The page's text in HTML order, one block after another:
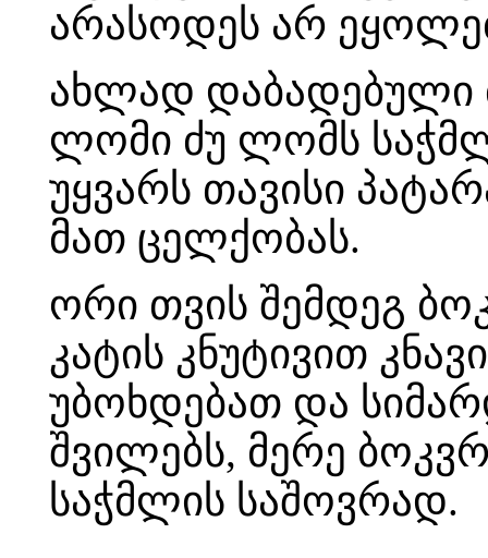
არასოდეს არ
ახლად დაბადებული
ლომი ძუ ლომს
უყვარს თავისი
მათ ცელქობას.
ორი თვის შემდეგ
კატის კნუტივით
უბოხდებათ და
შვილებს, მერე
საჭმლის საშოვრად.